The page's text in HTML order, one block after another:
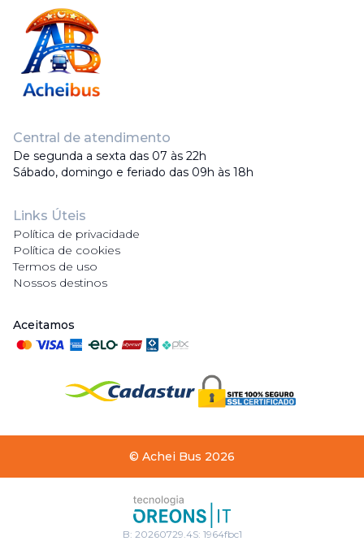
Central de atendimento
De segunda a sexta das 07 às 22h
Sábado, domingo e feriado das 09h às 18h
Links Úteis
Política de privacidade
Política de cookies
Termos de uso
Nossos destinos
Aceitamos
© Achei Bus 2026
B: 20260729.4S: 1964fbc1